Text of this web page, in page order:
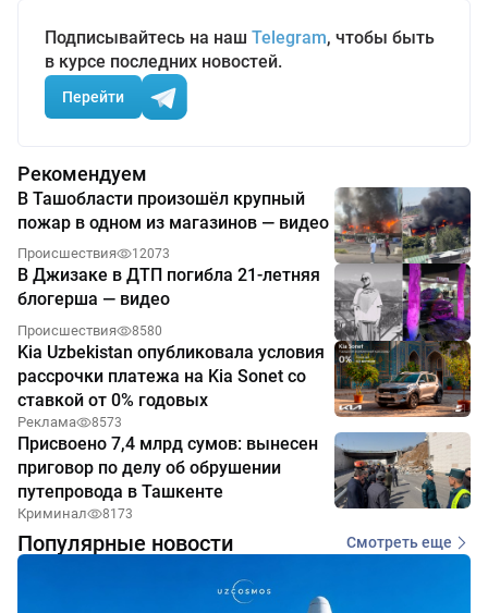
Подписывайтесь на наш Telegram, чтобы быть
в курсе последних новостей.
Перейти
Рекомендуем
В Ташобласти произошёл крупный
пожар в одном из магазинов — видео
Происшествия 12073
В Джизаке в ДТП погибла 21-летняя
блогерша — видео
Происшествия 8580
Kia Uzbekistan опубликовала условия
рассрочки платежа на Kia Sonet со
ставкой от 0% годовых
Реклама 8573
Присвоено 7,4 млрд сумов: вынесен
приговор по делу об обрушении
путепровода в Ташкенте
Криминал 8173
Популярные новости Смотреть еще